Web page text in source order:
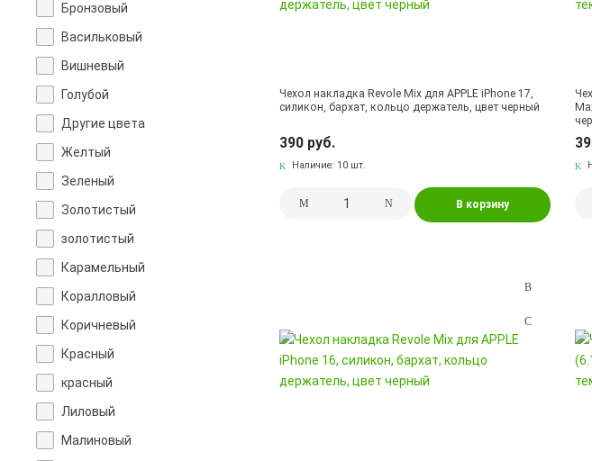
Бронзовый
Васильковый
Вишневый
Голубой
Другие цвета
Желтый
Зеленый
Золотистый
золотистый
Карамельный
Коралловый
Коричневый
Красный
красный
Лиловый
Малиновый
Чехол накладка Revole Mix для APPLE iPhone 17,
силикон, бархат, кольцо держатель, цвет черный
390 руб.
Наличие: 10 шт.
В корзину